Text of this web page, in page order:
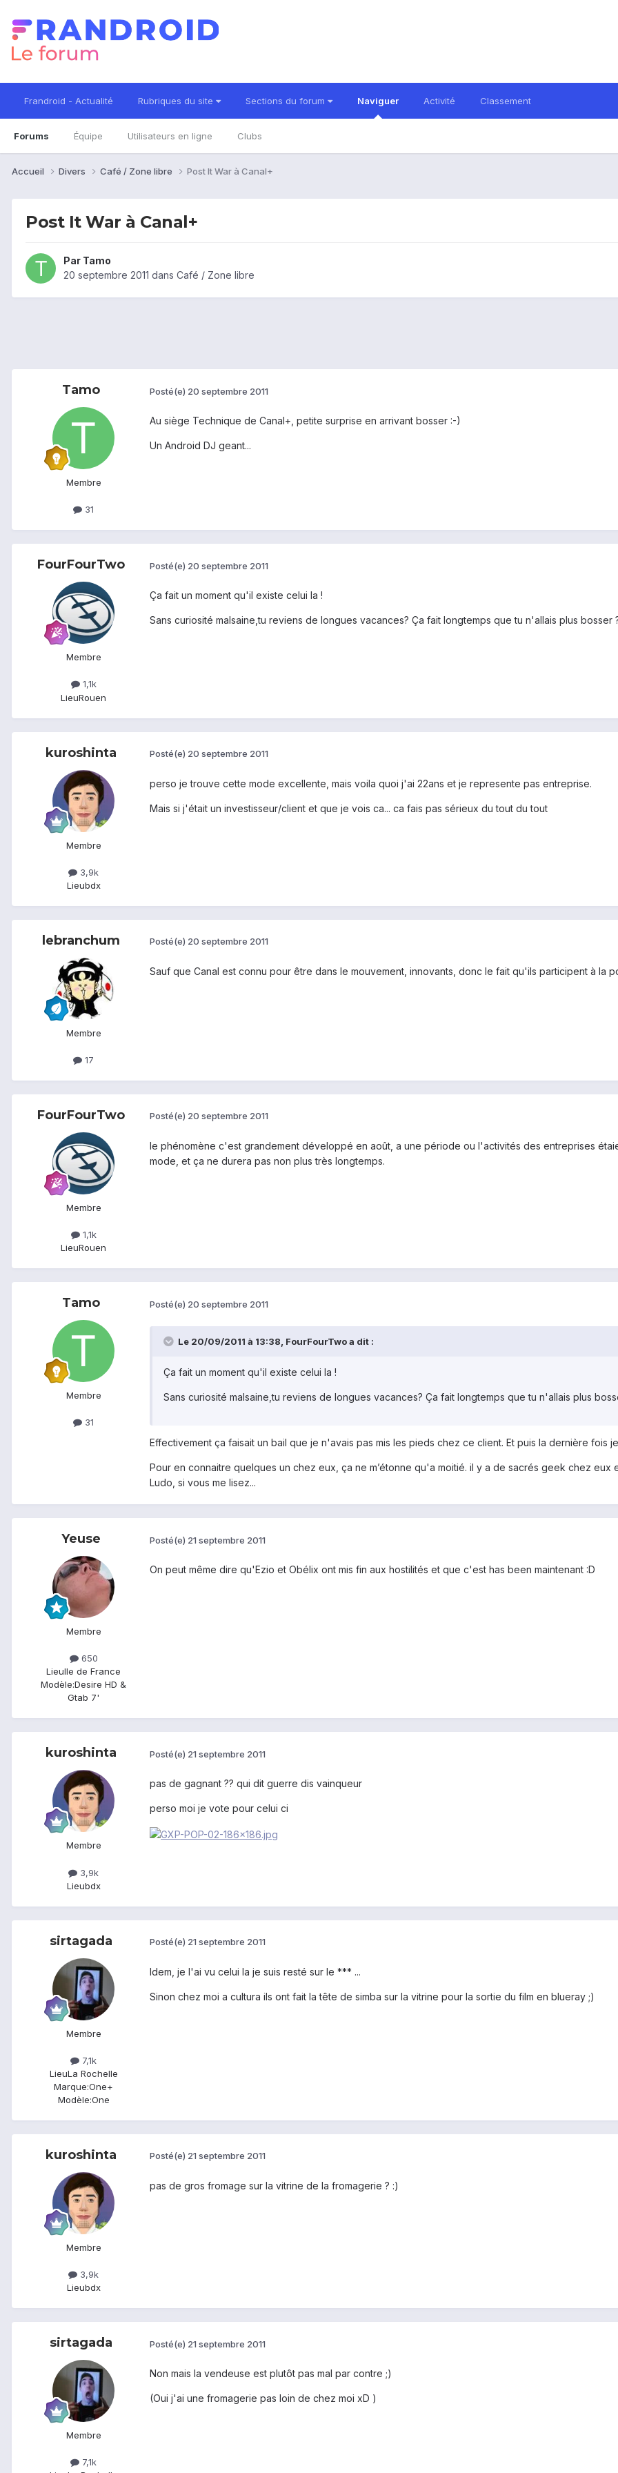
Frandroid - Actualité Rubriques du site Sections du forum Naviguer
Forums Équipe Utilisateurs en ligne Clubs
Activité Classement
Accueil Divers Café / Zone libre Post It War à Canal+
Post It War à Canal+
Par Tamo
20 septembre 2011 dans Café / Zone libre
Tamo
Membre
31
Posté(e) 20 septembre 2011
Au siège Technique de Canal+, petite surprise en arrivant bosser :-)
Un Android DJ geant...
FourFourTwo
Membre
1,1k
LieuRouen
Posté(e) 20 septembre 2011
Ça fait un moment qu'il existe celui la !
Sans curiosité malsaine,tu reviens de longues vacances? Ça fait longtemps que tu n'allais plus bosser
kuroshinta
Membre
3,9k
Lieubdx
Posté(e) 20 septembre 2011
perso je trouve cette mode excellente, mais voila quoi j'ai 22ans et je represente pas entreprise.
Mais si j'était un investisseur/client et que je vois ca... ca fais pas sérieux du tout du tout
lebranchum
Membre
17
Posté(e) 20 septembre 2011
Sauf que Canal est connu pour être dans le mouvement, innovants, donc le fait qu'ils participent à la
FourFourTwo
Membre
1,1k
LieuRouen
Posté(e) 20 septembre 2011
le phénomène c'est grandement développé en août, a une période ou l'activités des entreprises
mode, et ça ne durera pas non plus très longtemps.
Tamo
Membre
31
Posté(e) 20 septembre 2011
Le 20/09/2011 à 13:38, FourFourTwo a dit :
Ça fait un moment qu'il existe celui la !
Sans curiosité malsaine,tu reviens de longues vacances? Ça fait longtemps que tu n'allais plus
Effectivement ça faisait un bail que je n'avais pas mis les pieds chez ce client. Et puis la dernière fois
Pour en connaitre quelques un chez eux, ça ne m’étonne qu'a moitié. il y a de sacrés geek chez eux
Ludo, si vous me lisez...
Yeuse
Membre
650
LieuIle de France
Modèle:Desire HD &
Gtab 7'
Posté(e) 21 septembre 2011
On peut même dire qu'Ezio et Obélix ont mis fin aux hostilités et que c'est has been maintenant :D
kuroshinta
Membre
3,9k
Lieubdx
Posté(e) 21 septembre 2011
pas de gagnant ?? qui dit guerre dis vainqueur
perso moi je vote pour celui ci
sirtagada
Membre
7,1k
LieuLa Rochelle
Marque:One+
Modèle:One
Posté(e) 21 septembre 2011
Idem, je l'ai vu celui la je suis resté sur le *** ...
Sinon chez moi a cultura ils ont fait la tête de simba sur la vitrine pour la sortie du film en blueray ;)
kuroshinta
Membre
3,9k
Lieubdx
Posté(e) 21 septembre 2011
pas de gros fromage sur la vitrine de la fromagerie ? :)
sirtagada
Membre
7,1k
Posté(e) 21 septembre 2011
Non mais la vendeuse est plutôt pas mal par contre ;)
(Oui j'ai une fromagerie pas loin de chez moi xD )